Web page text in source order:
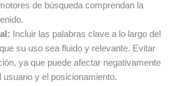
de búsqueda comprendan la
Incluir las palabras clave a lo largo del
su uso sea fluido y relevante. Evitar
ya que puede afectar negativamente
usuario y el posicionamiento.